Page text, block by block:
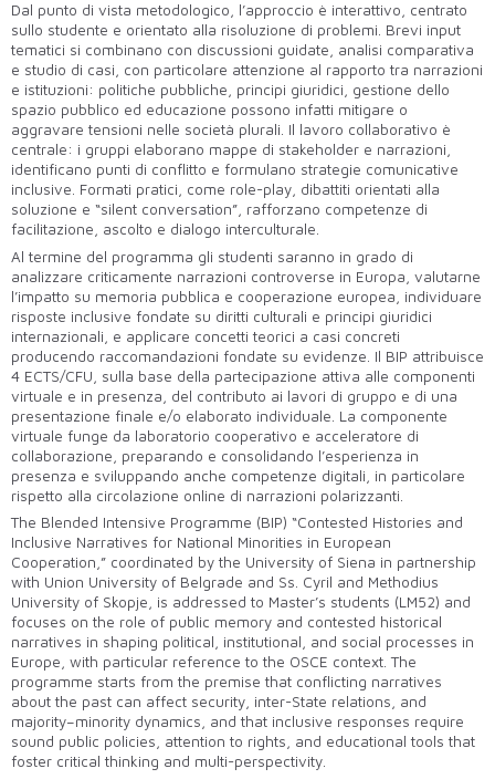
Dal punto di vista metodologico, l’approccio è interattivo, centrato
sullo studente e orientato alla risoluzione di problemi. Brevi input
tematici si combinano con discussioni guidate, analisi comparativa
e studio di casi, con particolare attenzione al rapporto tra narrazioni
e istituzioni: politiche pubbliche, principi giuridici, gestione dello
spazio pubblico ed educazione possono infatti mitigare o
aggravare tensioni nelle società plurali. Il lavoro collaborativo è
centrale: i gruppi elaborano mappe di stakeholder e narrazioni,
identificano punti di conflitto e formulano strategie comunicative
inclusive. Formati pratici, come role-play, dibattiti orientati alla
soluzione e “silent conversation”, rafforzano competenze di
facilitazione, ascolto e dialogo interculturale.
Al termine del programma gli studenti saranno in grado di
analizzare criticamente narrazioni controverse in Europa, valutarne
l’impatto su memoria pubblica e cooperazione europea, individuare
risposte inclusive fondate su diritti culturali e principi giuridici
internazionali, e applicare concetti teorici a casi concreti
producendo raccomandazioni fondate su evidenze. Il BIP attribuisce
4 ECTS/CFU, sulla base della partecipazione attiva alle componenti
virtuale e in presenza, del contributo ai lavori di gruppo e di una
presentazione finale e/o elaborato individuale. La componente
virtuale funge da laboratorio cooperativo e acceleratore di
collaborazione, preparando e consolidando l’esperienza in
presenza e sviluppando anche competenze digitali, in particolare
rispetto alla circolazione online di narrazioni polarizzanti.
The Blended Intensive Programme (BIP) “Contested Histories and
Inclusive Narratives for National Minorities in European
Cooperation,” coordinated by the University of Siena in partnership
with Union University of Belgrade and Ss. Cyril and Methodius
University of Skopje, is addressed to Master’s students (LM52) and
focuses on the role of public memory and contested historical
narratives in shaping political, institutional, and social processes in
Europe, with particular reference to the OSCE context. The
programme starts from the premise that conflicting narratives
about the past can affect security, inter-State relations, and
majority–minority dynamics, and that inclusive responses require
sound public policies, attention to rights, and educational tools that
foster critical thinking and multi-perspectivity.